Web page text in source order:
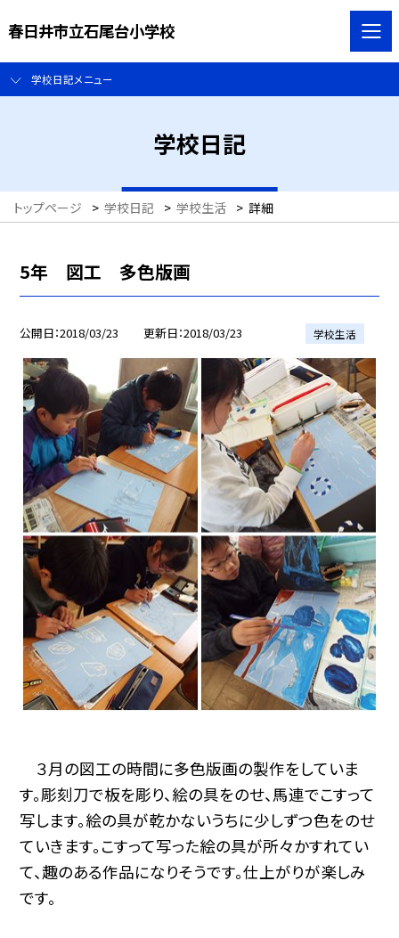
春日井市立石尾台小学校
学校日記メニュー
学校日記
トップページ > 学校日記 > 学校生活 > 詳細
5年 図工 多色版画
公開日 2018/03/23 更新日 2018/03/23 学校生活
３月の図工の時間に多色版画の製作をしていま
す。彫刻刀で板を彫り、絵の具をのせ、馬連でこすって
写します。絵の具が乾かないうちに少しずつ色をのせ
ていきます。こすって写った絵の具が所々かすれてい
て、趣のある作品になりそうです。仕上がりが楽しみ
です。